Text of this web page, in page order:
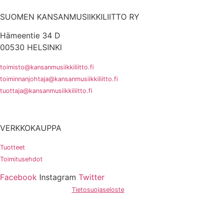
SUOMEN KANSANMUSIIKKILIITTO RY
Hämeentie 34 D
00530 HELSINKI
toimisto@kansanmusiikkiliitto.fi
toiminnanjohtaja@kansanmusiikkiliitto.fi
tuottaja@kansanmusiikkiliitto.fi
VERKKOKAUPPA
Tuotteet
Toimitusehdot
Facebook Instagram Twitter
Tietosuojaseloste